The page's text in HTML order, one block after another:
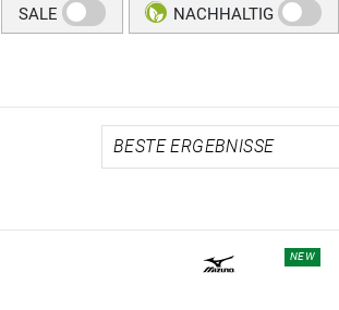
SALE NACHHALTIG
NEW